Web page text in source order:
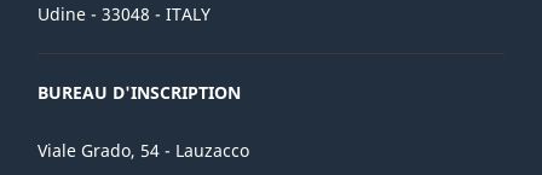
Udine - 33048 - ITALY
BUREAU D'INSCRIPTION
Viale Grado, 54 - Lauzacco